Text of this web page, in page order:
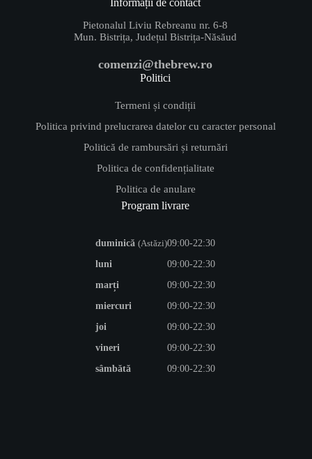
Informații de contact
Pietonalul Liviu Rebreanu nr. 6-8
Mun. Bistrița, Județul Bistrița-Năsăud
comenzi@thebrew.ro
Politici
Termeni și condiții
Politica privind prelucrarea datelor cu caracter personal
Politică de rambursări și returnări
Politica de confidențialitate
Politica de anulare
Program livrare
duminică(Astăzi)09:00-22:30
luni
09:00-22:30
marți
09:00-22:30
miercuri
09:00-22:30
joi
09:00-22:30
vineri
09:00-22:30
sâmbătă
09:00-22:30